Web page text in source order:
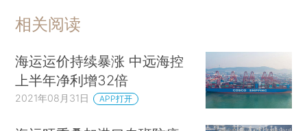
相关阅读
海运运价持续暴涨 中远海控
上半年净利增32倍
2021年08月31日 APP打开